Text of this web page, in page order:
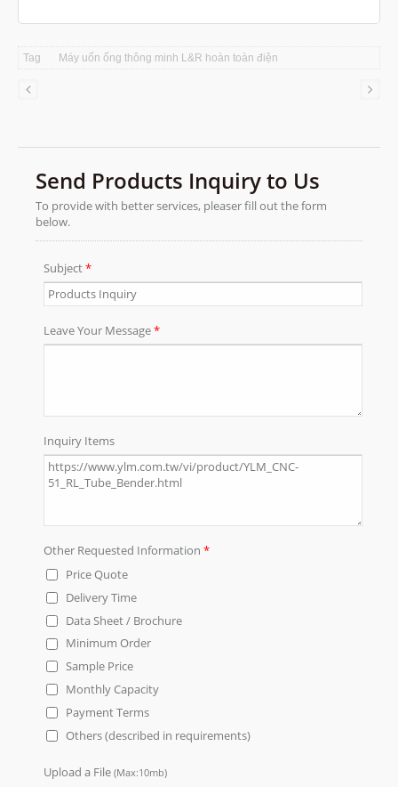
Tag Máy uốn ống thông minh L&R hoàn toàn điện